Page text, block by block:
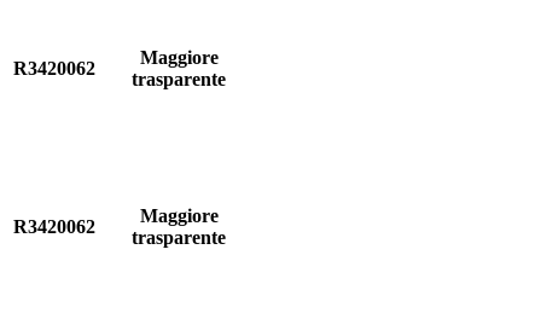
R3420062
Maggiore
trasparente
R3420062
Maggiore
trasparente